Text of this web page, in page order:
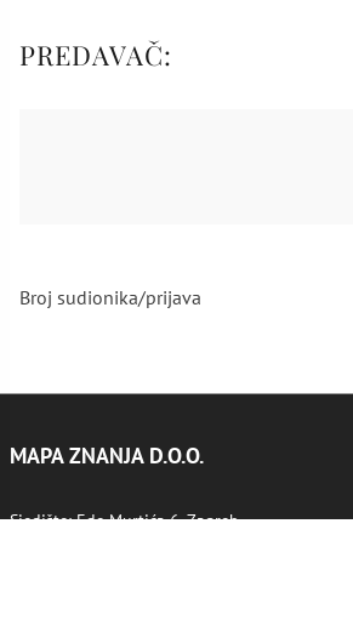
PREDAVAČ:
Broj sudionika/prijava
MAPA ZNANJA D.O.O.
Sjedište: Ede Murtića 6, Zagreb